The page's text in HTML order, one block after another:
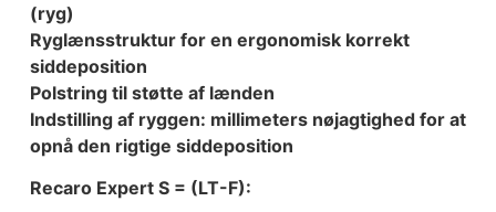
(ryg)
Ryglænsstruktur for en ergonomisk korrekt
siddeposition
Polstring til støtte af lænden
Indstilling af ryggen: millimeters nøjagtighed for at
opnå den rigtige siddeposition
Recaro Expert S = (LT-F):